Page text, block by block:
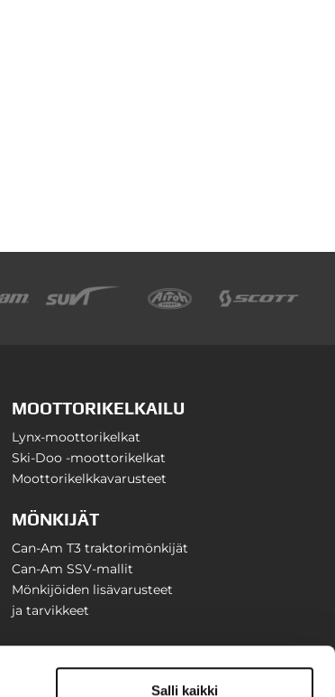
Salli kaikki
MOOTTORIKELKAILU
Lynx-moottorikelkat
Ski-Doo -moottorikelkat
Moottorikelkkavarusteet
MÖNKIJÄT
Can-Am T3 traktorimönkijät
Can-Am SSV-mallit
Mönkijöiden lisävarusteet
ja tarvikkeet